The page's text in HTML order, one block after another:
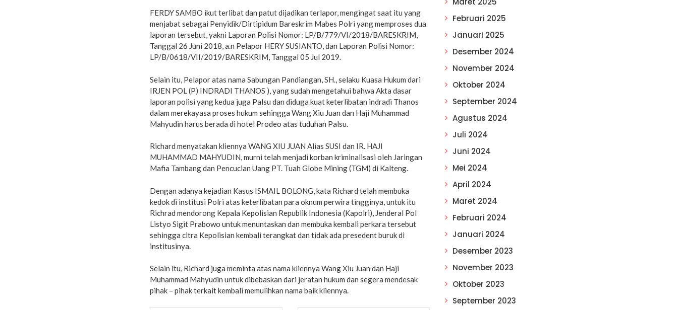
FERDY SAMBO ikut terlibat dan patut dijadikan terlapor, mengingat saat itu yang
menjabat sebagai Penyidik/Dirtipidum Bareskrim Mabes Polri yang memproses dua
laporan tersebut, yakni Laporan Polisi Nomor: LP/B/779/VI/2018/BARESKRIM,
Tanggal 26 Juni 2018, a.n Pelapor HERY SUSIANTO, dan Laporan Polisi Nomor:
LP/B/0618/VII/2019/BARESKRIM, Tanggal 05 Jul 2019.
Selain itu, Pelapor atas nama Sabungan Pandiangan, SH., selaku Kuasa Hukum dari
IRJEN POL (P) INDRADI THANOS ), yang sudah mengetahui bahwa Akta dasar
laporan polisi yang kedua juga Palsu dan diduga kuat keterlibatan indradi Thanos
dalam merekayasa proses hukum sehingga Wang Xiu Juan dan Haji Muhammad
Mahyudin harus berada di hotel Prodeo atas tuduhan Palsu.
Richard menyatakan kliennya WANG XIU JUAN Alias SUSI dan IR. HAJl
MUHAMMAD MAHYUDIN, murni telah menjadi korban kriminalisasi oleh Jaringan
Mafia Tambang dan Pencucian Uang PT. Tuah Globe Mining (TGM) di Kalteng.
Dengan adanya kejadian Kasus ISMAIL BOLONG, kata Richard telah membuka
kedok di institusi Polri atas keterlibatan para oknum perwira tingginya, untuk itu
Richrad mendorong Kepala Kepolisian Republik Indonesia (Kapolri), Jenderal Pol
Listyo Sigit Prabowo untuk menuntaskan dan membuka kembali perkara tersebut
sehingga citra Kepolisian kembali terangkat dan tidak ada presedent buruk di
institusinya.
Selain itu, Richard juga meminta atas nama kliennya Wang Xiu Juan dan Haji
Muhammad Mahyudin untuk dibebaskan dari jeratan hukum dan segera mendesak
pihak – pihak terkait kembali memulihkan nama baik kliennya.
Februari 2025
Januari 2025
Desember 2024
November 2024
Oktober 2024
September 2024
Agustus 2024
Juli 2024
Juni 2024
Mei 2024
April 2024
Maret 2024
Februari 2024
Januari 2024
Desember 2023
November 2023
Oktober 2023
September 2023